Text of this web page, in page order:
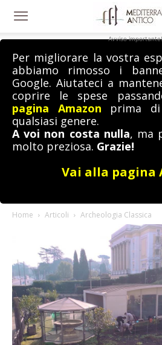
Avviso importante!
Per migliorare la vostra
abbiamo rimosso i
Google. Aiutateci a
coprire le spese
pagina Amazon prima
qualsiasi genere.
A voi non costa nulla, ma
molto preziosa. Grazie!
Vai alla pagina
Home Articoli Archeologia Classica